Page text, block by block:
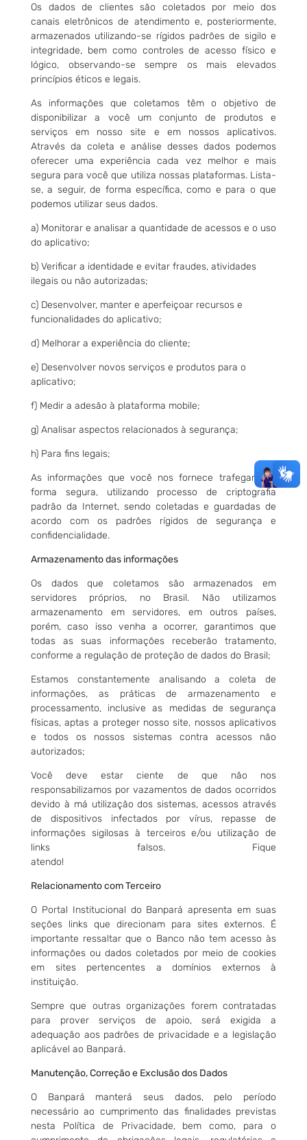
Os dados de clientes são coletados por meio dos
canais eletrônicos de atendimento e, posteriormente,
armazenados utilizando-se rígidos padrões de sigilo e
integridade, bem como controles de acesso físico e
lógico, observando-se sempre os mais elevados
princípios éticos e legais.
As informações que coletamos têm o objetivo de
disponibilizar a você um conjunto de produtos e
serviços em nosso site e em nossos aplicativos.
Através da coleta e análise desses dados podemos
oferecer uma experiência cada vez melhor e mais
segura para você que utiliza nossas plataformas. Lista-
se, a seguir, de forma específica, como e para o que
podemos utilizar seus dados.
a) Monitorar e analisar a quantidade de acessos e o uso
do aplicativo;
b) Verificar a identidade e evitar fraudes, atividades
ilegais ou não autorizadas;
c) Desenvolver, manter e aperfeiçoar recursos e
funcionalidades do aplicativo;
d) Melhorar a experiência do cliente;
e) Desenvolver novos serviços e produtos para o
aplicativo;
f) Medir a adesão à plataforma mobile;
g) Analisar aspectos relacionados à segurança;
h) Para fins legais;
As informações que você nos fornece trafegam de
forma segura, utilizando processo de criptografia
padrão da Internet, sendo coletadas e guardadas de
acordo com os padrões rígidos de segurança e
confidencialidade.
Armazenamento das informações
Os dados que coletamos são armazenados em
servidores próprios, no Brasil. Não utilizamos
armazenamento em servidores, em outros países,
porém, caso isso venha a ocorrer, garantimos que
todas as suas informações receberão tratamento,
conforme a regulação de proteção de dados do Brasil;
Estamos constantemente analisando a coleta de
informações, as práticas de armazenamento e
processamento, inclusive as medidas de segurança
físicas, aptas a proteger nosso site, nossos aplicativos
e todos os nossos sistemas contra acessos não
autorizados;
Você deve estar ciente de que não nos
responsabilizamos por vazamentos de dados ocorridos
devido à má utilização dos sistemas, acessos através
de dispositivos infectados por vírus, repasse de
informações sigilosas à terceiros e/ou utilização de
links falsos. Fique
atendo!
Relacionamento com Terceiro
O Portal Institucional do Banpará apresenta em suas
seções links que direcionam para sites externos. É
importante ressaltar que o Banco não tem acesso às
informações ou dados coletados por meio de cookies
em sites pertencentes a domínios externos à
instituição.
Sempre que outras organizações forem contratadas
para prover serviços de apoio, será exigida a
adequação aos padrões de privacidade e a legislação
aplicável ao Banpará.
Manutenção, Correção e Exclusão dos Dados
O Banpará manterá seus dados, pelo período
necessário ao cumprimento das finalidades previstas
nesta Política de Privacidade, bem como, para o